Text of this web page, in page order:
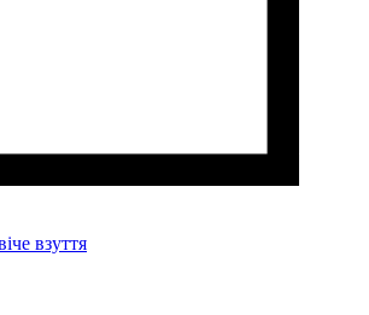
взуття